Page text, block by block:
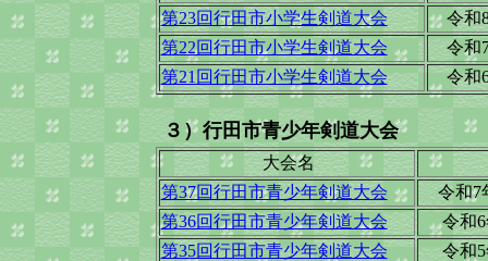
第23回行田市小学生剣道大会
令和
第22回行田市小学生剣道大会
令和
第21回行田市小学生剣道大会
令和
３）行田市青少年剣道大会
大会名
第37回行田市青少年剣道大会
令和7
第36回行田市青少年剣道大会
令和
第35回行田市青少年剣道大会
令和